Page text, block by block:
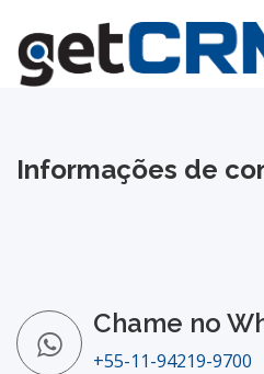
Informações de
Chame no
+55-11-94219-9700